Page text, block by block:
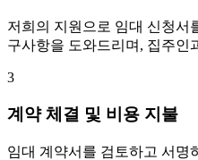
저희의 지원으로 임대 신청서
구사항을 도와드리며, 집주인
3
계약 체결 및 비용 지불
임대 계약서를 검토하고 서명